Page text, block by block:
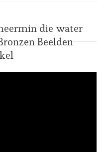
die water
Beelden